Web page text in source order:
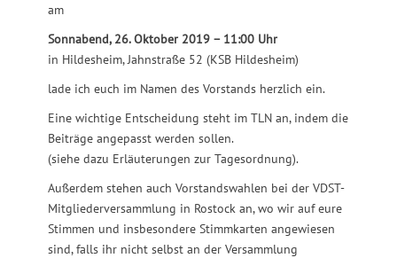
am
Sonnabend, 26. Oktober 2019 – 11:00 Uhr
in Hildesheim, Jahnstraße 52 (KSB Hildesheim)
lade ich euch im Namen des Vorstands herzlich ein.
Eine wichtige Entscheidung steht im TLN an, indem die
Beiträge angepasst werden sollen.
(siehe dazu Erläuterungen zur Tagesordnung).
Außerdem stehen auch Vorstandswahlen bei der VDST-
Mitgliederversammlung in Rostock an, wo wir auf eure
Stimmen und insbesondere Stimmkarten angewiesen
sind, falls ihr nicht selbst an der Versammlung